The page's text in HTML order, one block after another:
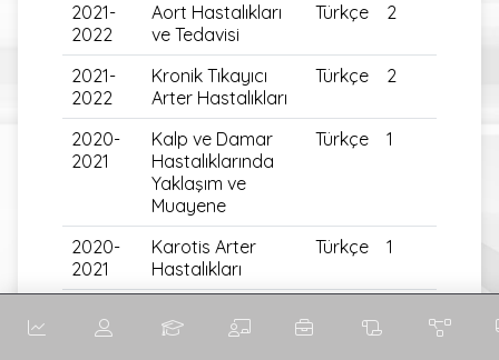
2021-
2022
Aort Hastalıkları
ve Tedavisi
Türkçe 2
2021-
2022
Kronik Tıkayıcı
Arter Hastalıkları
Türkçe 2
2020-
2021
Kalp ve Damar
Hastalıklarında
Yaklaşım ve
Muayene
Türkçe 1
2020-
2021
Karotis Arter
Hastalıkları
Türkçe 1
2021
ve Tedavisi